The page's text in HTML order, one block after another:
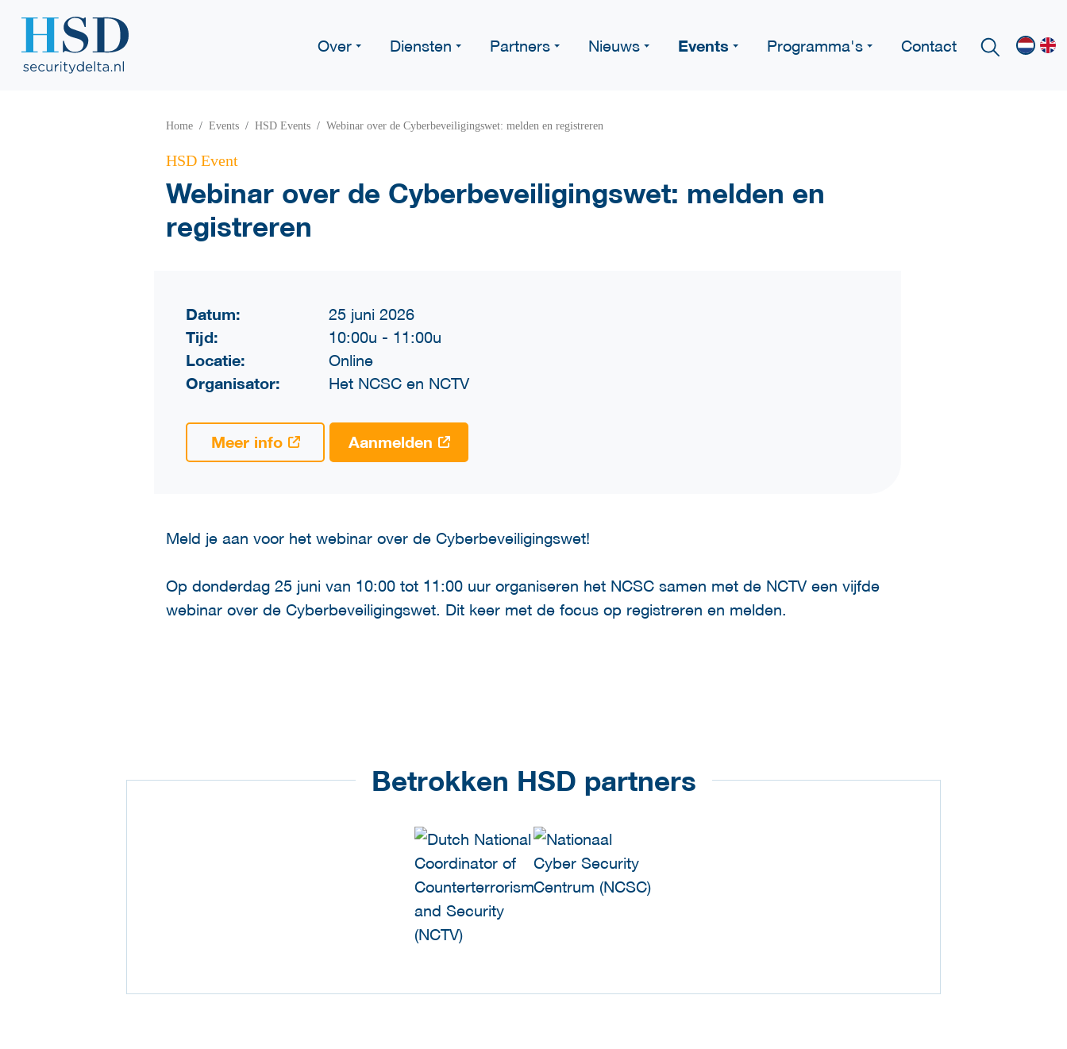
Over Diensten Partners Nieuws Events Programma's Contact
Home Events HSD Events Webinar over de Cyberbeveiligingswet: melden en registreren
HSD Event
Webinar over de Cyberbeveiligingswet: melden en
registreren
Datum: 25 juni 2026
Tijd: 10:00u - 11:00u
Locatie: Online
Organisator: Het NCSC en NCTV
Meer info Aanmelden
Meld je aan voor het webinar over de Cyberbeveiligingswet!
Op donderdag 25 juni van 10:00 tot 11:00 uur organiseren het NCSC samen met de NCTV een vijfde
webinar over de Cyberbeveiligingswet. Dit keer met de focus op registreren en melden.
Betrokken HSD partners